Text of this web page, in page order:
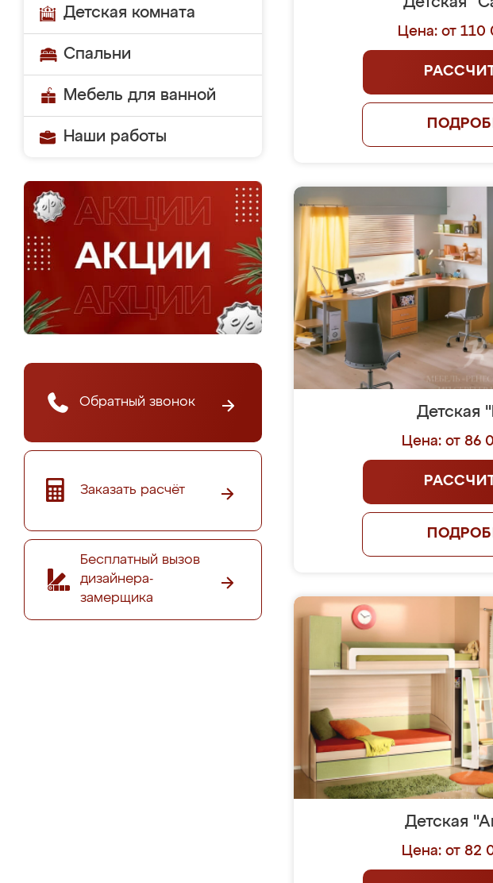
Детская комната
Спальни
Мебель для ванной
Наши работы
Обратный звонок
Заказать расчёт
Бесплатный вызов
дизайнера-
замерщика
Цена: от 110
Детская
Цена: от 86
Детская
Цена: от 82